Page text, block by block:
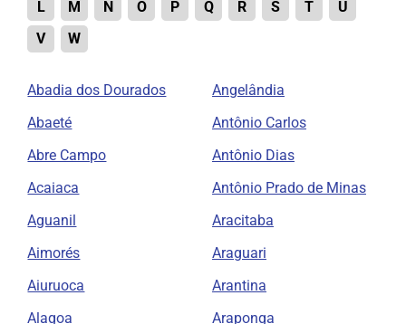
L
M N O P Q R S T
U
V
W
Abadia dos Dourados
Abaeté
Abre Campo
Acaiaca
Aguanil
Aimorés
Aiuruoca
Alagoa
Angelândia
Antônio Carlos
Antônio Dias
Antônio Prado de Minas
Aracitaba
Araguari
Arantina
Araponga